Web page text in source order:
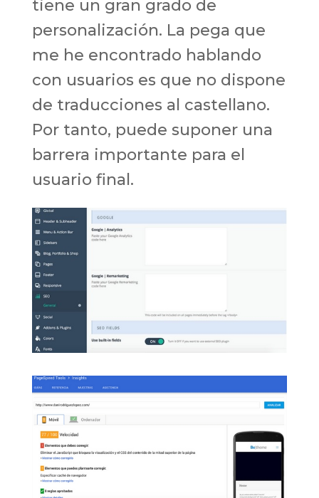
tiene un gran grado de
personalización. La pega que
me he encontrado hablando
con usuarios es que no dispone
de traducciones al castellano.
Por tanto, puede suponer una
barrera importante para el
usuario final.